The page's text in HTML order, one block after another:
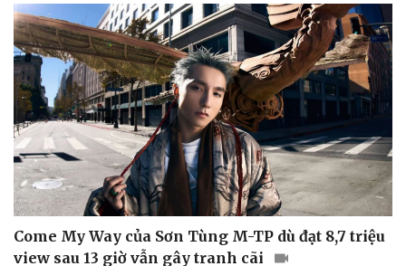
Come My Way của Sơn Tùng M-TP dù đạt 8,7 triệu
view sau 13 giờ vẫn gây tranh cãi